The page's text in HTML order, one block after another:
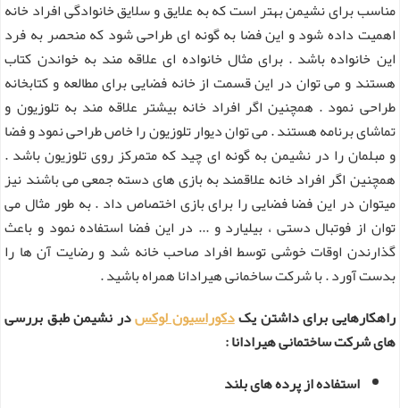
مناسب برای نشیمن بهتر است که به علایق و سلایق خانوادگی افراد خانه
اهمیت داده شود و این فضا به گونه ای طراحی شود که منحصر به فرد
این خانواده باشد . برای مثال خانواده ای علاقه مند به خواندن کتاب
هستند و می توان در این قسمت از خانه فضایی برای مطالعه و کتابخانه
طراحی نمود . همچنین اگر افراد خانه بیشتر علاقه مند به تلوزیون و
تماشای برنامه هستند . می توان دیوار تلوزیون را خاص طراحی نمود و فضا
و مبلمان را در نشیمن به گونه ای چید که متمرکز روی تلوزیون باشد .
همچنین اگر افراد خانه علاقمند به بازی های دسته جمعی می باشند نیز
میتوان در این فضا فضایی را برای بازی اختصاص داد . به طور مثال می
توان از فوتبال دستی ، بیلیارد و ... در این فضا استفاده نمود و باعث
گذارندن اوقات خوشی توسط افراد صاحب خانه شد و رضایت آن ها را
بدست آورد . با شرکت ساخمانی هیرادانا همراه باشید .
راهکارهایی برای داشتن یکدکوراسیون لوکسدر نشیمن طبق بررسی
های شرکت ساختمانی هیرادانا :
استفاده از پرده های بلند